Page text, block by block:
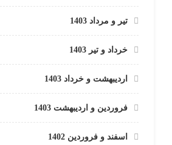
تیر و مرداد 1403
خرداد و تیر 1403
اردیبهشت و خرداد 1403
فروردین و اردیبهشت 1403
اسفند و فروردین 1402